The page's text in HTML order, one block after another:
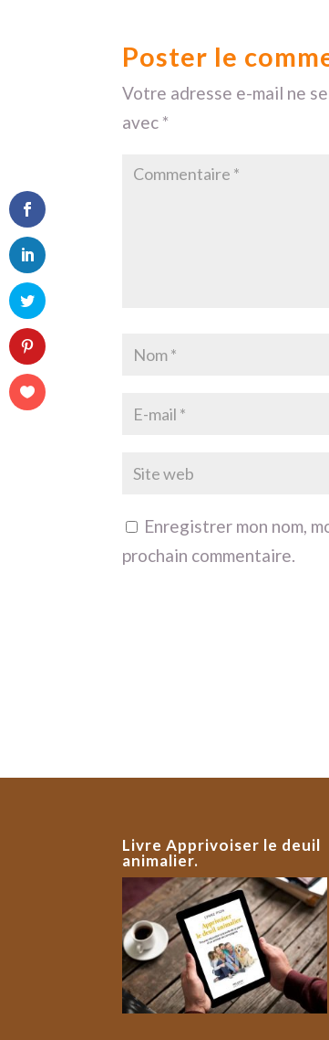
Poster le
Votre adresse e-mail ne
avec *
Enregistrer mon nom,
prochain commentaire.
Livre Apprivoiser le deuil
animalier.